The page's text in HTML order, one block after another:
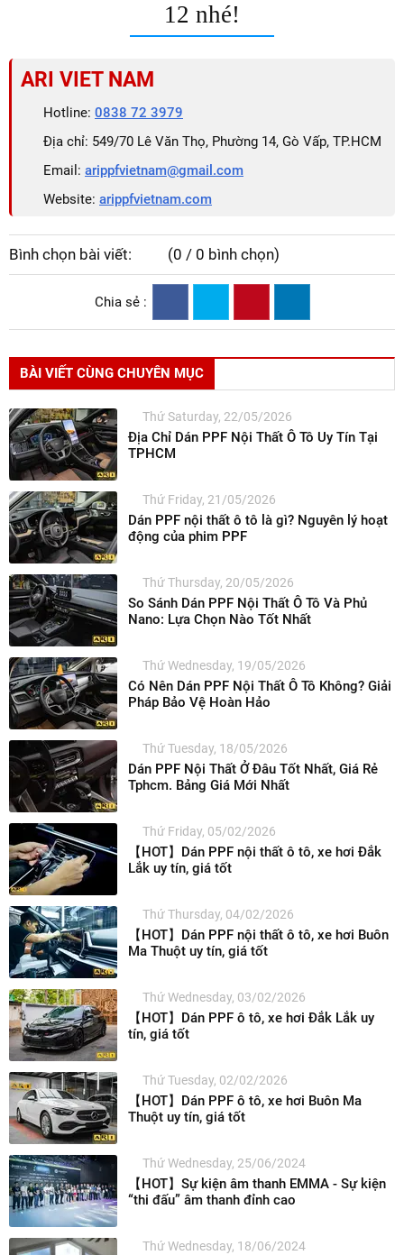
12 nhé!
ARI VIET NAM
Hotline: 0838 72 3979
Địa chỉ: 549/70 Lê Văn Thọ, Phường 14, Gò Vấp, TP.HCM
Email: arippfvietnam@gmail.com
Website: arippfvietnam.com
Bình chọn bài viết: (0 / 0 bình chọn)
Chia sẻ :
BÀI VIẾT CÙNG CHUYÊN MỤC
Thứ Saturday, 22/05/2026
Địa Chỉ Dán PPF Nội Thất Ô Tô Uy Tín Tại
TPHCM
Thứ Friday, 21/05/2026
Dán PPF nội thất ô tô là gì? Nguyên lý hoạt
động của phim PPF
Thứ Thursday, 20/05/2026
So Sánh Dán PPF Nội Thất Ô Tô Và Phủ
Nano: Lựa Chọn Nào Tốt Nhất
Thứ Wednesday, 19/05/2026
Có Nên Dán PPF Nội Thất Ô Tô Không? Giải
Pháp Bảo Vệ Hoàn Hảo
Thứ Tuesday, 18/05/2026
Dán PPF Nội Thất Ở Đâu Tốt Nhất, Giá Rẻ
Tphcm. Bảng Giá Mới Nhất
Thứ Friday, 05/02/2026
【HOT】Dán PPF nội thất ô tô, xe hơi Đắk
Lắk uy tín, giá tốt
Thứ Thursday, 04/02/2026
【HOT】Dán PPF nội thất ô tô, xe hơi Buôn
Ma Thuột uy tín, giá tốt
Thứ Wednesday, 03/02/2026
【HOT】Dán PPF ô tô, xe hơi Đắk Lắk uy
tín, giá tốt
Thứ Tuesday, 02/02/2026
【HOT】Dán PPF ô tô, xe hơi Buôn Ma
Thuột uy tín, giá tốt
Thứ Wednesday, 25/06/2024
【HOT】Sự kiện âm thanh EMMA - Sự kiện
“thi đấu” âm thanh đỉnh cao
Thứ Wednesday, 18/06/2024